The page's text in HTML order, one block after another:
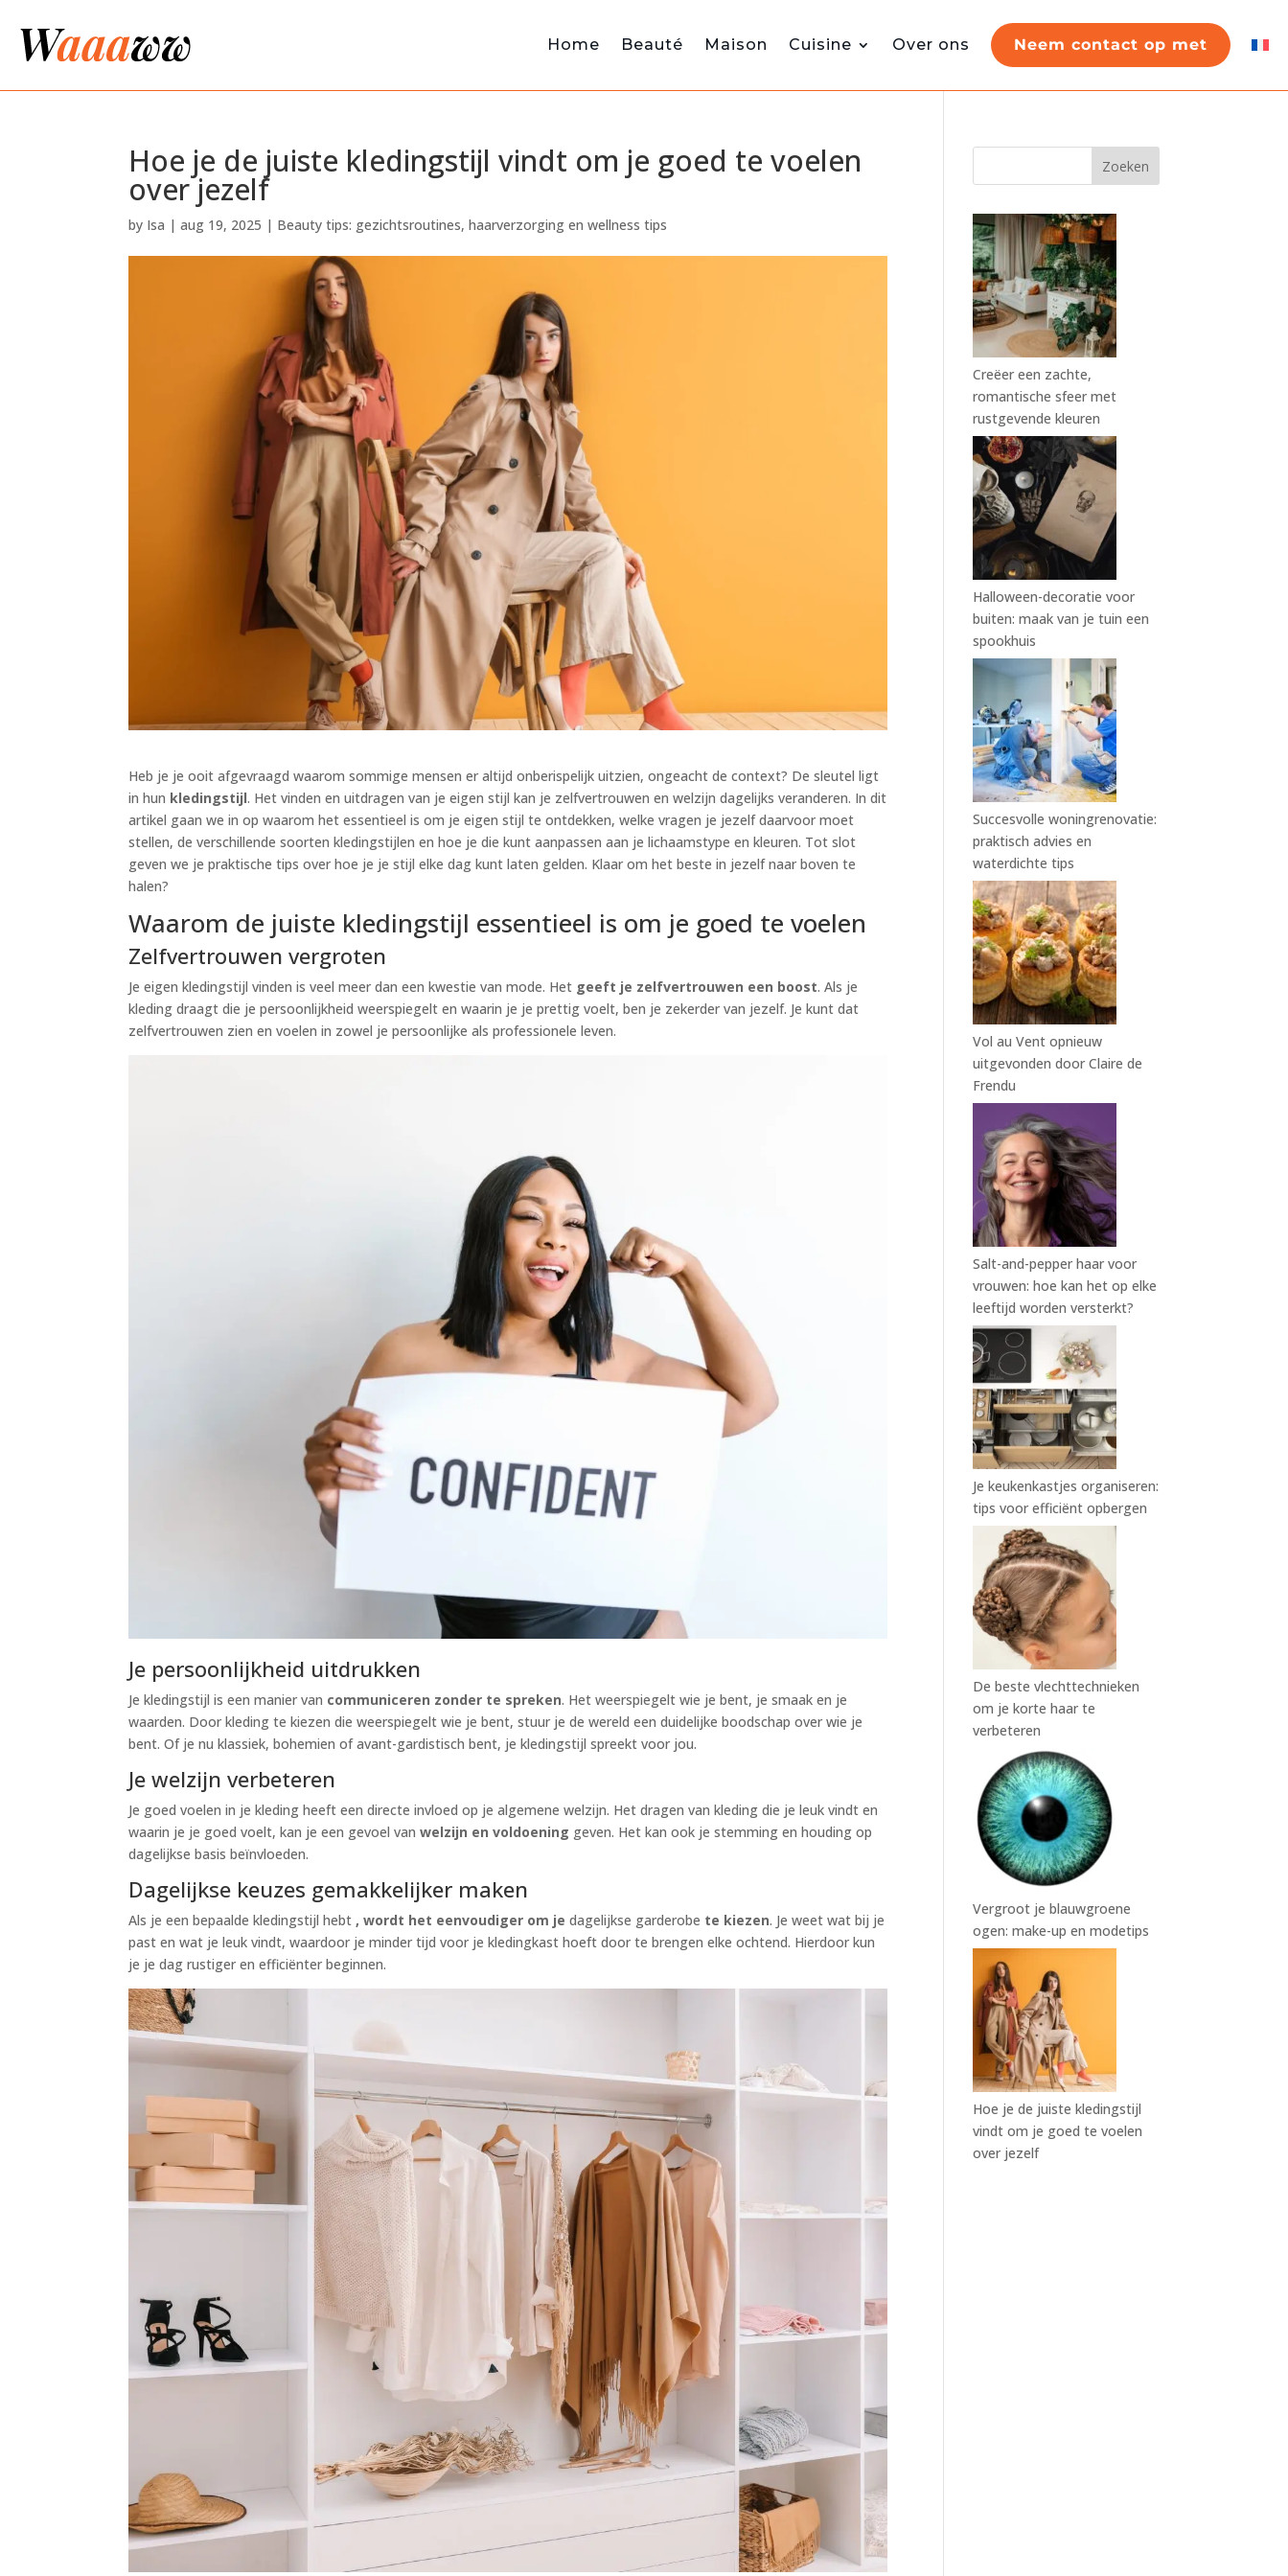
Home Beauté Maison Cuisine Over ons Neem contact op met
Hoe je de juiste kledingstijl vindt om je goed te voelen
over jezelf
by Isa |aug 19, 2025 | Beauty tips: gezichtsroutines, haarverzorging en wellness tips
Heb je je ooit afgevraagd waarom sommige mensen er altijd onberispelijk uitzien, ongeacht de context? De sleutel ligt
in hun kledingstijl. Het vinden en uitdragen van je eigen stijl kan je zelfvertrouwen en welzijn dagelijks veranderen. In dit
artikel gaan we in op waarom het essentieel is om je eigen stijl te ontdekken, welke vragen je jezelf daarvoor moet
stellen, de verschillende soorten kledingstijlen en hoe je die kunt aanpassen aan je lichaamstype en kleuren. Tot slot
geven we je praktische tips over hoe je je stijl elke dag kunt laten gelden. Klaar om het beste in jezelf naar boven te
halen?
Waarom de juiste kledingstijl essentieel is om je goed te voelen
Zelfvertrouwen vergroten
Je eigen kledingstijl vinden is veel meer dan een kwestie van mode. Het geeft je zelfvertrouwen een boost. Als je
kleding draagt die je persoonlijkheid weerspiegelt en waarin je je prettig voelt, ben je zekerder van jezelf. Je kunt dat
zelfvertrouwen zien en voelen in zowel je persoonlijke als professionele leven.
Je persoonlijkheid uitdrukken
Je kledingstijl is een manier van communiceren zonder te spreken. Het weerspiegelt wie je bent, je smaak en je
waarden. Door kleding te kiezen die weerspiegelt wie je bent, stuur je de wereld een duidelijke boodschap over wie je
bent. Of je nu klassiek, bohemien of avant-gardistisch bent, je kledingstijl spreekt voor jou.
Je welzijn verbeteren
Je goed voelen in je kleding heeft een directe invloed op je algemene welzijn. Het dragen van kleding die je leuk vindt en
waarin je je goed voelt, kan je een gevoel vanwelzijn en voldoening geven. Het kan ook je stemming en houding op
dagelijkse basis beïnvloeden.
Dagelijkse keuzes gemakkelijker maken
Als je een bepaalde kledingstijl hebt , wordt het eenvoudiger om je dagelijkse garderobe te kiezen. Je weet wat bij je
past en wat je leuk vindt, waardoor je minder tijd voor je kledingkast hoeft door te brengen elke ochtend. Hierdoor kun
je je dag rustiger en efficiënter beginnen.
Zoeken
Creëer een zachte,
romantische sfeer met
rustgevende kleuren
Halloween-decoratie voor
buiten: maak van je tuin een
spookhuis
Succesvolle woningrenovatie:
praktisch advies en
waterdichte tips
Vol au Vent opnieuw
uitgevonden door Claire de
Frendu
Salt-and-pepper haar voor
vrouwen: hoe kan het op elke
leeftijd worden versterkt?
Je keukenkastjes organiseren:
tips voor efficiënt opbergen
De beste vlechttechnieken
om je korte haar te
verbeteren
Vergroot je blauwgroene
ogen: make-up en modetips
Hoe je de juiste kledingstijl
vindt om je goed te voelen
over jezelf